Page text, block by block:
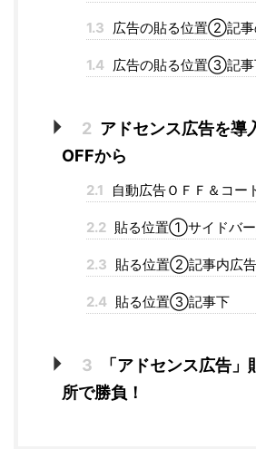
1.3 広告の貼る位置②記事
1.4 広告の貼る位置③記
2 アドセンス広告を導
OFFから
2.1 自動広告ＯＦＦ＆コー
2.2 貼る位置①サイドバ
2.3 貼る位置②記事内広
2.4 貼る位置③記事下
3
「アドセンス広告
所で勝負！